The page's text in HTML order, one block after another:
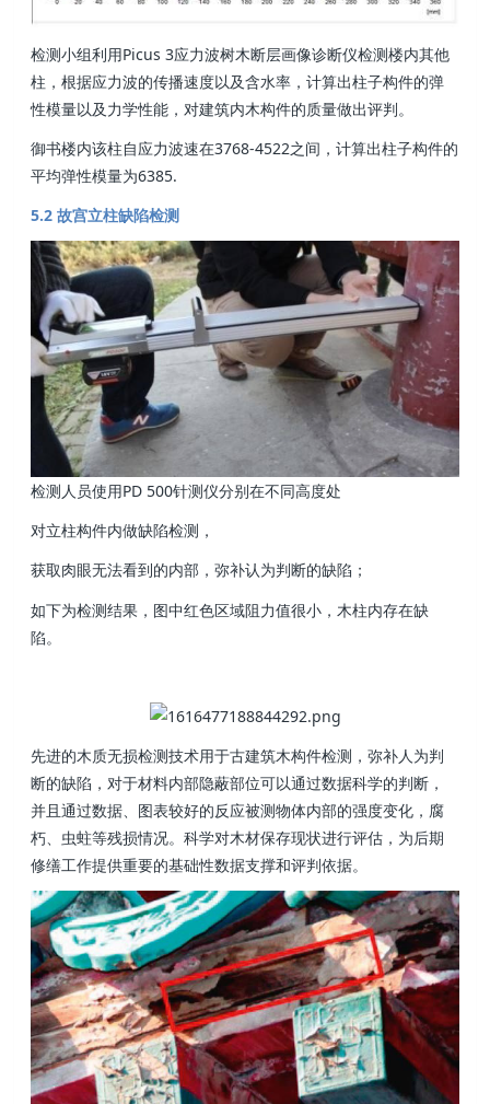
检测小组利用Picus 3应力波树木断层画像诊断仪检测楼内其他
柱，根据应力波的传播速度以及含水率，计算出柱子构件的弹
性模量以及力学性能，对建筑内木构件的质量做出评判。
御书楼内该柱自应力波速在3768-4522之间，计算出柱子构件的
平均弹性模量为6385.
5.2 故宫立柱缺陷检测
检测人员使用PD 500针测仪分别在不同高度处
对立柱构件内做缺陷检测，
获取肉眼无法看到的内部，弥补认为判断的缺陷；
如下为检测结果，图中红色区域阻力值很小，木柱内存在缺
陷。
先进的木质无损检测技术用于古建筑木构件检测，弥补人为判
断的缺陷，对于材料内部隐蔽部位可以通过数据科学的判断，
并且通过数据、图表较好的反应被测物体内部的强度变化，腐
朽、虫蛀等残损情况。科学对木材保存现状进行评估，为后期
修缮工作提供重要的基础性数据支撑和评判依据。